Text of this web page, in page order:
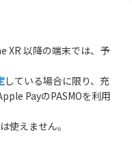
XR 以降の端末では、予
している場合に限り、充
PayのPASMOを利用
使えません。